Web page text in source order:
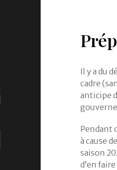
Il y a du
cadre
anticipe
Pendant
à cause
saison
d’en